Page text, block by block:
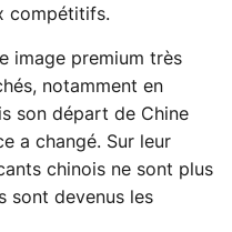
compétitifs.
image premium très
notamment en
son départ de Chine
a changé. Sur leur
chinois ne sont plus
sont devenus les